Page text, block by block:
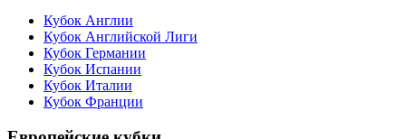
Кубок Англии
Кубок Английской Лиги
Кубок Германии
Кубок Испании
Кубок Италии
Кубок Франции